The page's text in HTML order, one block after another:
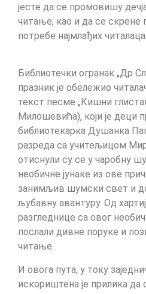
јесте да се промовишу
читање, као и да се скрене
потребе најмлађих читалаца.
Библиотечки огранак „Др
празник је обележио
текст песме „Кишни
Милошевића), који је деци
библиотекарка Душанка
разреда са учитељицом
отиснули су се у чаробну
необичне јунаке из ове
занимљив шумски свет и
љубавну авантуру. Од
разгледнице са овог
послали дивне поруке и
читање.
И овога пута, у току
искориштена је прилика